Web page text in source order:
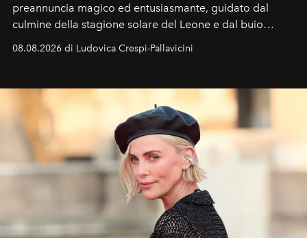
preannuncia magico ed entusiasmante, guidato dal
culmine della stagione solare del Leone e dal buio
favorevole della Luna nuova in Leone del 12 agosto,
ideale per la notte delle Perseidi.
08.08.2026 di Ludovica Crespi-Pallavicini